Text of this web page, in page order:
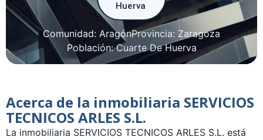
Huerva
Comunidad: AragónProvincia: Zaragoza
Población: Cuarte De Huerva
Acerca de la inmobiliaria SERVICIOS
TECNICOS ARLES S.L.
La inmobiliaria SERVICIOS TECNICOS ARLES S.L. está